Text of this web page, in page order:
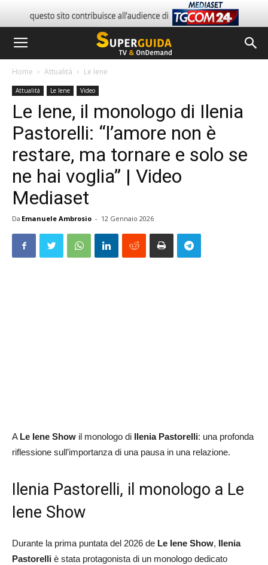
Home Attualità Le Iene
Attualità Le Iene Video
Le Iene, il monologo di Ilenia
Pastorelli: “l’amore non è
restare, ma tornare e solo se
ne hai voglia” | Video
Mediaset
Da Emanuele Ambrosio - 12 Gennaio 2026
A Le Iene Show il monologo di Ilenia Pastorelli: una profonda
riflessione sull’importanza di una pausa in una relazione.
Ilenia Pastorelli, il monologo a Le
Iene Show
Durante la prima puntata del 2026 de Le Iene Show,
Ilenia
Pastorelli è stata protagonista di un monologo dedicato